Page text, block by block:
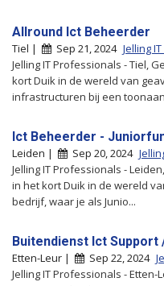
Allround Ict Beheerder
Tiel | Sep 21, 2024 Jelling
Jelling IT Professionals - Tiel,
kort Duik in de wereld van
infrastructuren bij een
Ict Beheerder -
Leiden | Sep 20, 2024
Jelling IT Professionals -
in het kort Duik in de wereld
bedrijf, waar je als Junio...
Buitendienst Ict Support
Etten-Leur | Sep 22, 2024
Jelling IT Professionals -